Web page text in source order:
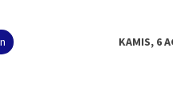
KAMIS, 6